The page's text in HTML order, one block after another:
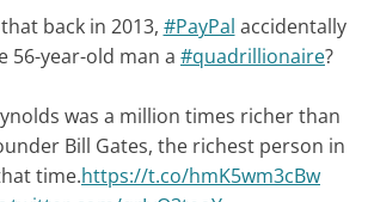
back in 2013, #PayPal accidentally
56-year-old man a #quadrillionaire?
was a million times richer than
Bill Gates, the richest person in
time.https://t.co/hmK5wm3cBw